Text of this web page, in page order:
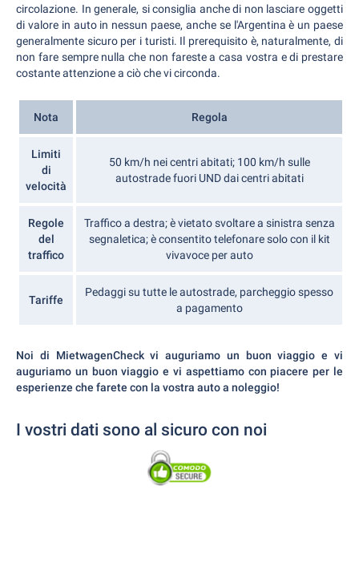
circolazione. In generale, si consiglia anche di non lasciare oggetti
di valore in auto in nessun paese, anche se l'Argentina è un paese
generalmente sicuro per i turisti. Il prerequisito è, naturalmente, di
non fare sempre nulla che non fareste a casa vostra e di prestare
costante attenzione a ciò che vi circonda.
Nota Regola
Limiti
di
velocità
50 km/h nei centri abitati; 100 km/h sulle
autostrade fuori UND dai centri abitati
Regole
del
traffico
Traffico a destra; è vietato svoltare a sinistra senza
segnaletica; è consentito telefonare solo con il kit
vivavoce per auto
Tariffe
Pedaggi su tutte le autostrade, parcheggio spesso
a pagamento
Noi di MietwagenCheck vi auguriamo un buon viaggio e vi
auguriamo un buon viaggio e vi aspettiamo con piacere per le
esperienze che farete con la vostra auto a noleggio!
I vostri dati sono al sicuro con noi